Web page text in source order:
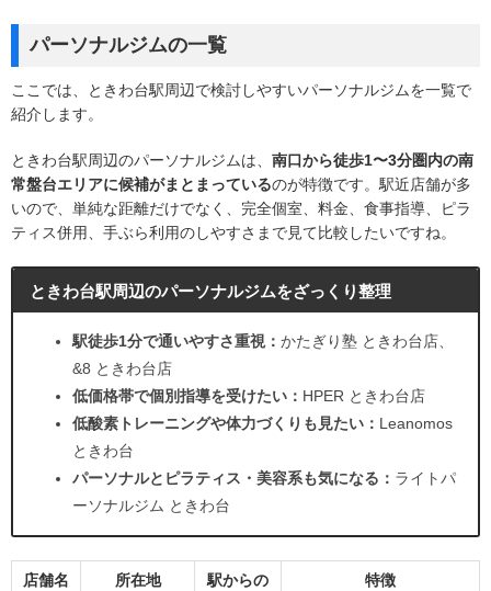
パーソナルジムの一覧
ここでは、ときわ台駅周辺で検討しやすいパーソナルジムを一覧で
紹介します。
ときわ台駅周辺のパーソナルジムは、 南口から徒歩1〜3分圏内の南
常盤台エリアに候補がまとまっているのが特徴です。駅近店舗が多
いので、単純な距離だけでなく、完全個室、料金、食事指導、ピラ
ティス併用、手ぶら利用のしやすさまで見て比較したいですね。
ときわ台駅周辺のパーソナルジムをざっくり整理
駅徒歩1分で通いやすさ重視： かたぎり塾 ときわ台店、
&8 ときわ台店
低価格帯で個別指導を受けたい： HPER ときわ台店
低酸素トレーニングや体力づくりも見たい： Leanomos
ときわ台
パーソナルとピラティス・美容系も気になる： ライトパ
ーソナルジム ときわ台
店舗名 所在地
駅からの
特徴